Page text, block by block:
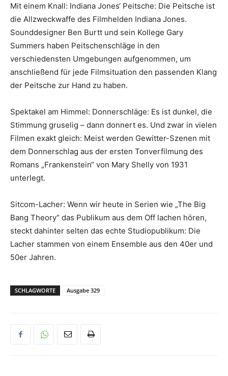
Mit einem Knall: Indiana Jones‘ Peitsche: Die Peitsche ist
die Allzweckwaffe des Filmhelden Indiana Jones.
Sounddesigner Ben Burtt und sein Kollege Gary
Summers haben Peitschenschläge in den
verschiedensten Umgebungen aufgenommen, um
anschließend für jede Filmsituation den passenden Klang
der Peitsche zur Hand zu haben.
Spektakel am Himmel: Donnerschläge: Es ist dunkel, die
Stimmung gruselig – dann donnert es. Und zwar in vielen
Filmen exakt gleich: Meist werden Gewitter-Szenen mit
dem Donnerschlag aus der ersten Tonverfilmung des
Romans „Frankenstein“ von Mary Shelly von 1931
unterlegt.
Sitcom-Lacher: Wenn wir heute in Serien wie „The Big
Bang Theory“ das Publikum aus dem Off lachen hören,
steckt dahinter selten das echte Studiopublikum: Die
Lacher stammen von einem Ensemble aus den 40er und
50er Jahren.
SCHLAGWORTE Ausgabe 329